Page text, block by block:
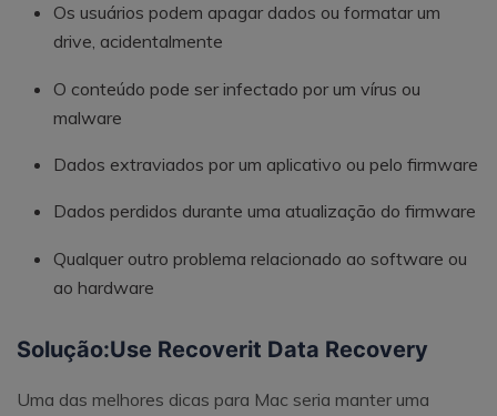
Os usuários podem apagar dados ou formatar um
drive, acidentalmente
O conteúdo pode ser infectado por um vírus ou
malware
Dados extraviados por um aplicativo ou pelo firmware
Dados perdidos durante uma atualização do firmware
Qualquer outro problema relacionado ao software ou
ao hardware
Solução:Use Recoverit Data Recovery
Uma das melhores dicas para Mac seria manter uma